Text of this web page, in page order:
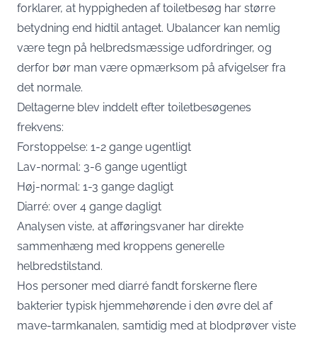
forklarer, at hyppigheden af toiletbesøg har større
betydning end hidtil antaget. Ubalancer kan nemlig
være tegn på helbredsmæssige udfordringer, og
derfor bør man være opmærksom på afvigelser fra
det normale.
Deltagerne blev inddelt efter toiletbesøgenes
frekvens:
Forstoppelse: 1-2 gange ugentligt
Lav-normal: 3-6 gange ugentligt
Høj-normal: 1-3 gange dagligt
Diarré: over 4 gange dagligt
Analysen viste, at afføringsvaner har direkte
sammenhæng med kroppens generelle
helbredstilstand.
Hos personer med diarré fandt forskerne flere
bakterier typisk hjemmehørende i den øvre del af
mave-tarmkanalen, samtidig med at blodprøver viste